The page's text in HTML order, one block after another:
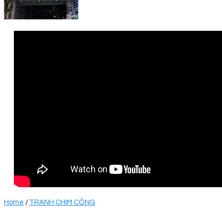
Home / TRANH CHIM CÔNG